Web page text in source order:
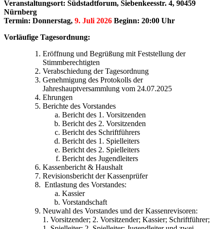
Veranstaltungsort: Südstadtforum, Siebenkeesstr. 4, 90459
Nürnberg
Termin: Donnerstag, 9. Juli 2026 Beginn: 20:00 Uhr
Vorläufige Tagesordnung:
Eröffnung und Begrüßung mit Feststellung der
Stimmberechtigten
Verabschiedung der Tagesordnung
Genehmigung des Protokolls der
Jahreshauptversammlung vom 24.07.2025
Ehrungen
Berichte des Vorstandes
Bericht des 1. Vorsitzenden
Bericht des 2. Vorsitzenden
Bericht des Schriftführers
Bericht des 1. Spielleiters
Bericht des 2. Spielleiters
Bericht des Jugendleiters
Kassenbericht & Haushalt
Revisionsbericht der Kassenprüfer
Entlastung des Vorstandes:
Kassier
Vorstandschaft
Neuwahl des Vorstandes und der Kassenrevisoren:
1. Vorsitzender; 2. Vorsitzender; Kassier; Schriftführer;